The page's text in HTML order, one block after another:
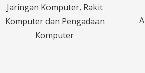
Jaringan Komputer, Rakit
Komputer dan Pengadaan
Komputer